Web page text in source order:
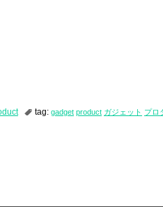
tag: gadget product ガジェット プロ